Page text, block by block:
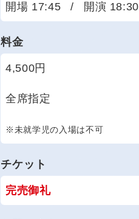
開場 17:45 / 開演 18:30
料金
4,500円
全席指定
※未就学児の入場は不可
チケット
完売御礼